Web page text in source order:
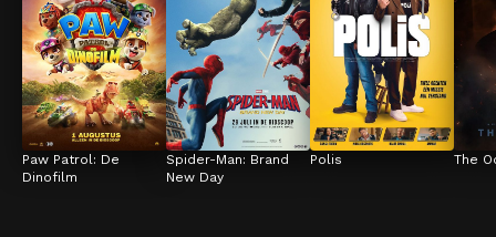
Paw Patrol: De
Dinofilm
Spider-Man: Brand
New Day
Polis The